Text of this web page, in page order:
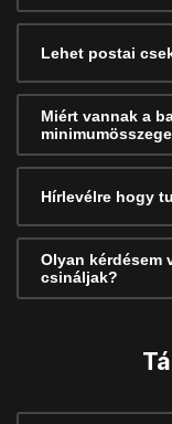
Lehet postai
Miért vannak a
Hírlevélre hogy
Olyan kérdésem
csináljak?